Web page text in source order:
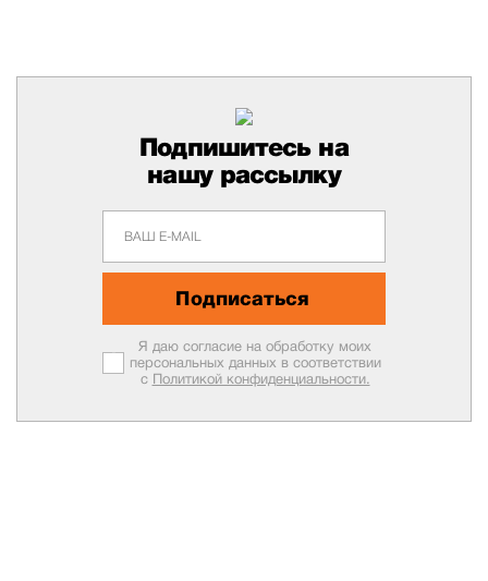
Подпишитесь на
нашу рассылку
Подписаться
Я даю согласие на обработку моих
персональных данных в соответствии
с Политикой конфиденциальности.